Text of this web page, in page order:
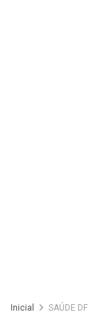
Inicial SAÚDE DF